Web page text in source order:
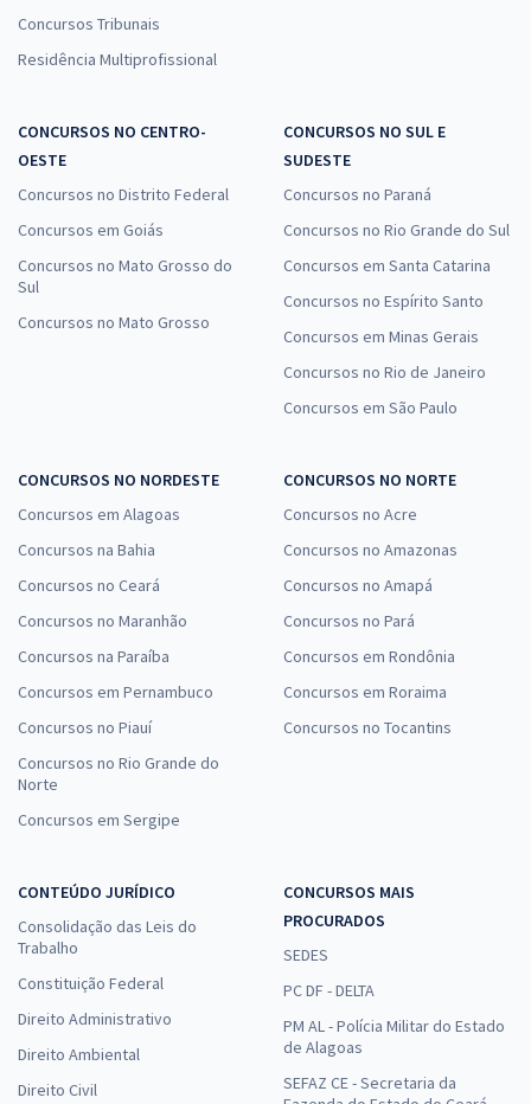
Concursos Tribunais
Residência Multiprofissional
CONCURSOS NO CENTRO-
OESTE
Concursos no Distrito Federal
Concursos em Goiás
Concursos no Mato Grosso do
Sul
Concursos no Mato Grosso
CONCURSOS NO SUL E
SUDESTE
Concursos no Paraná
Concursos no Rio Grande do Sul
Concursos em Santa Catarina
Concursos no Espírito Santo
Concursos em Minas Gerais
Concursos no Rio de Janeiro
Concursos em São Paulo
CONCURSOS NO NORDESTE
Concursos em Alagoas
Concursos na Bahia
Concursos no Ceará
Concursos no Maranhão
Concursos na Paraíba
Concursos em Pernambuco
Concursos no Piauí
Concursos no Rio Grande do
Norte
Concursos em Sergipe
CONCURSOS NO NORTE
Concursos no Acre
Concursos no Amazonas
Concursos no Amapá
Concursos no Pará
Concursos em Rondônia
Concursos em Roraima
Concursos no Tocantins
CONTEÚDO JURÍDICO
Consolidação das Leis do
Trabalho
Constituição Federal
Direito Administrativo
Direito Ambiental
Direito Civil
CONCURSOS MAIS
PROCURADOS
SEDES
PC DF - DELTA
PM AL - Polícia Militar do Estado
de Alagoas
SEFAZ CE - Secretaria da